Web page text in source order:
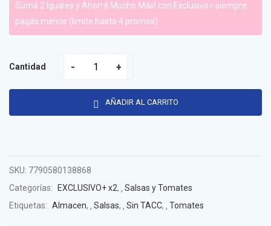
Sumá 2 Iguales y Ahorrá Mucho Más! con Exclusivo+ siempre
pagás menos (limite hasta 4 promos)
Cantidad
AÑADIR AL CARRITO
SKU: 7790580138868
Categorías:
EXCLUSIVO+ x2,
Salsas y Tomates
Etiquetas: Almacen, Salsas, Sin TACC, Tomates